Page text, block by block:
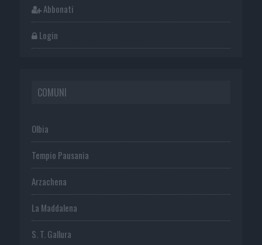
Abbonati
Login
COMUNI
Olbia
Tempio Pausania
Arzachena
La Maddalena
S. T. Gallura